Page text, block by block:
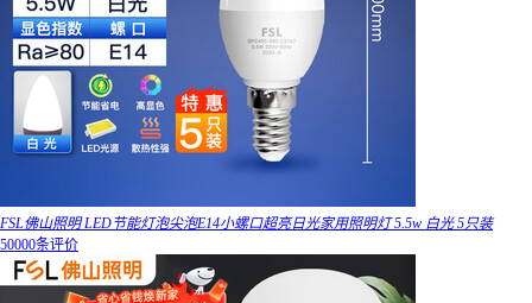
FSL佛山照明 LED节能灯泡尖泡E14小螺口超亮日光家用照明灯 5.5w 白光 5只装
50000条评价